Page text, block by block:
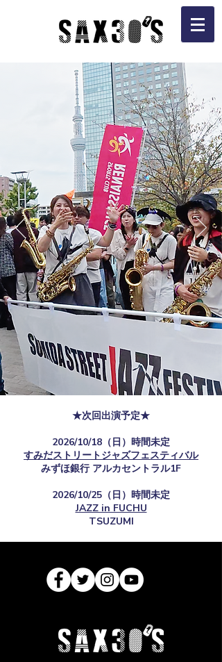
★次回出演予定★
2026/10/18（日）時間未定
すみだストリートジャズフェスティバル
​みずほ銀行 アルカセントラル1F
2026/10/25（日）時間未定
JAZZ in FUCHU
TSUZUMI